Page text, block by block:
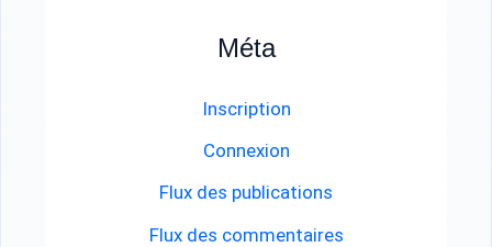
Méta
Inscription
Connexion
Flux des publications
Flux des commentaires